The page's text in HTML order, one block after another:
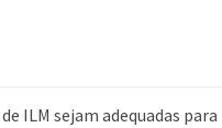
ILM sejam adequadas para